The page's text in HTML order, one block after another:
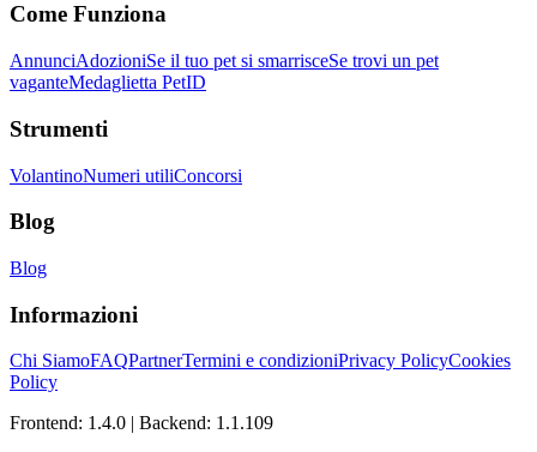
Come Funziona
AnnunciAdozioniSe il tuo pet si smarrisceSe trovi un pet
vaganteMedaglietta PetID
Strumenti
VolantinoNumeri utiliConcorsi
Blog
Blog
Informazioni
Chi SiamoFAQPartnerTermini e condizioniPrivacy PolicyCookies
Policy
Frontend: 1.4.0 | Backend: 1.1.109